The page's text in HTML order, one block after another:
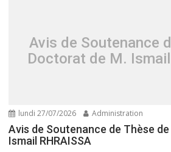
Avis de Soutenance
Doctorat de M. Ismail
lundi 27/07/2026 Administration
Avis de Soutenance de Thèse
Ismail RHRAISSA